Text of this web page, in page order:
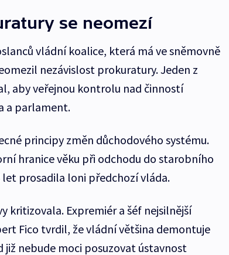
se neomezí
vládní koalice, která má ve sněmovně
nezávislost prokuratury. Jeden z
aby veřejnou kontrolu nad činností
a parlament.
principy změn důchodového systému.
hranice věku při odchodu do starobního
prosadila loni předchozí vláda.
kritizovala. Expremiér a šéf nejsilnější
Fico tvrdil, že vládní většina demontuje
již nebude moci posuzovat ústavnost